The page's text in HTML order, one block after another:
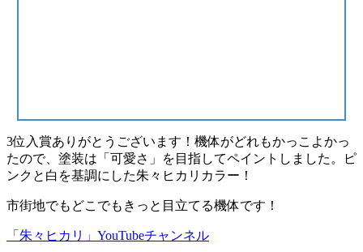
3位入賞ありがとうございます！機体がどれもかっこよかっ
たので、塗装は「可愛さ」を目指してペイントしました。ピ
ンクと白を基調にした朱々ヒカリカラー！
市街地でもどこでもきっと目立てる機体です！
「朱々ヒカリ」YouTubeチャンネル